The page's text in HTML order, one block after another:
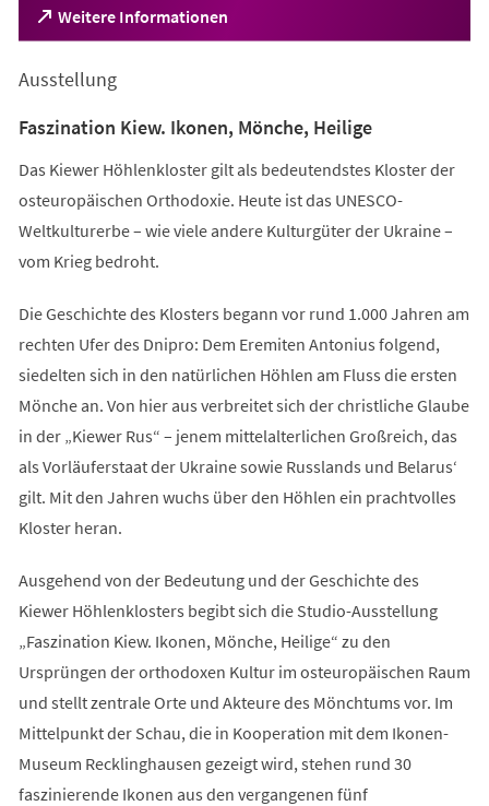
Weitere Informationen
(Öffnet
in
neuen
Ausstellung
Faszination Kiew. Ikonen, Mönche, Heilige
Das Kiewer Höhlenkloster gilt als bedeutendstes Kloster der
osteuropäischen Orthodoxie. Heute ist das UNESCO-
Weltkulturerbe – wie viele andere Kulturgüter der Ukraine –
vom Krieg bedroht.
Die Geschichte des Klosters begann vor rund 1.000 Jahren am
rechten Ufer des Dnipro: Dem Eremiten Antonius folgend,
siedelten sich in den natürlichen Höhlen am Fluss die ersten
Mönche an. Von hier aus verbreitet sich der christliche Glaube
in der „Kiewer Rus“ – jenem mittelalterlichen Großreich, das
als Vorläuferstaat der Ukraine sowie Russlands und Belarus‘
gilt. Mit den Jahren wuchs über den Höhlen ein prachtvolles
Kloster heran.
Ausgehend von der Bedeutung und der Geschichte des
Kiewer Höhlenklosters begibt sich die Studio-Ausstellung
„Faszination Kiew. Ikonen, Mönche, Heilige“ zu den
Ursprüngen der orthodoxen Kultur im osteuropäischen Raum
und stellt zentrale Orte und Akteure des Mönchtums vor. Im
Mittelpunkt der Schau, die in Kooperation mit dem Ikonen-
Museum Recklinghausen gezeigt wird, stehen rund 30
faszinierende Ikonen aus den vergangenen fünf